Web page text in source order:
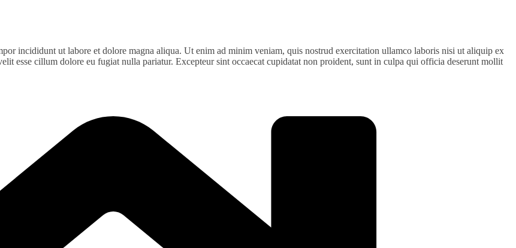
incididunt ut labore et dolore magna aliqua. Ut enim ad minim veniam, quis nostrud exercitation ullamco laboris nisi ut aliquip ex
esse cillum dolore eu fugiat nulla pariatur. Excepteur sint occaecat cupidatat non proident, sunt in culpa qui officia deserunt mollit